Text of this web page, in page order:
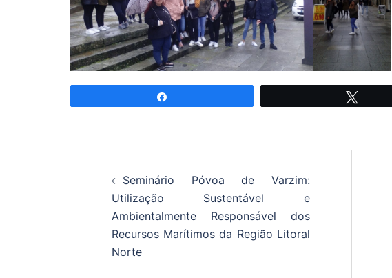
artigos
Seminário Póvoa de Varzim:
Utilização Sustentável e
Ambientalmente Responsável dos
Recursos Marítimos da Região Litoral
Norte